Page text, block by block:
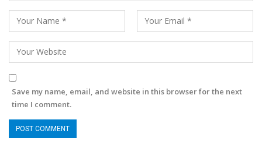
Save my name, email, and website in this browser for the next
time I comment.